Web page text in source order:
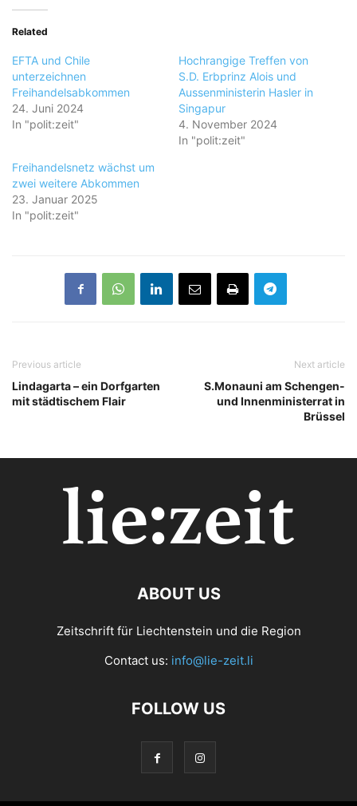
Related
EFTA und Chile
unterzeichnen
Freihandelsabkommen
24. Juni 2024
In "polit:zeit"
Hochrangige Treffen von
S.D. Erbprinz Alois und
Aussenministerin Hasler in
Singapur
4. November 2024
In "polit:zeit"
Freihandelsnetz wächst um
zwei weitere Abkommen
23. Januar 2025
In "polit:zeit"
Previous article
Lindagarta – ein Dorfgarten
mit städtischem Flair
Next article
S.Monauni am Schengen-
und Innenministerrat in
Brüssel
ABOUT US
Zeitschrift für Liechtenstein und die Region
Contact us: info@lie-zeit.li
FOLLOW US